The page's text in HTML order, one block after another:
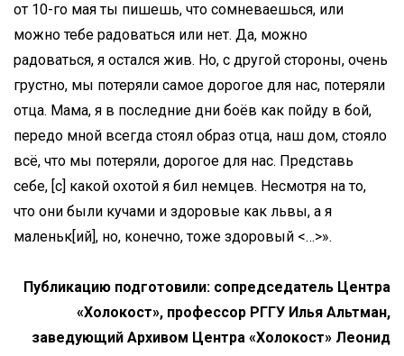
от 10-го мая ты пишешь, что сомневаешься, или
можно тебе радоваться или нет. Да, можно
радоваться, я остался жив. Но, с другой стороны, очень
грустно, мы потеряли самое дорогое для нас, потеряли
отца. Мама, я в последние дни боёв как пойду в бой,
передо мной всегда стоял образ отца, наш дом, стояло
всё, что мы потеряли, дорогое для нас. Представь
себе, [с] какой охотой я бил немцев. Несмотря на то,
что они были кучами и здоровые как львы, а я
маленьк[ий], но, конечно, тоже здоровый <…>».
Публикацию подготовили: сопредседатель Центра
«Холокост», профессор РГГУ Илья Альтман,
заведующий Архивом Центра «Холокост» Леонид